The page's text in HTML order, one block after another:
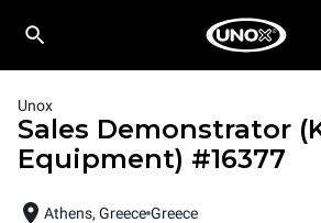
Unox
Sales Demonstrator
Equipment) #16377
Athens, Greece Greece